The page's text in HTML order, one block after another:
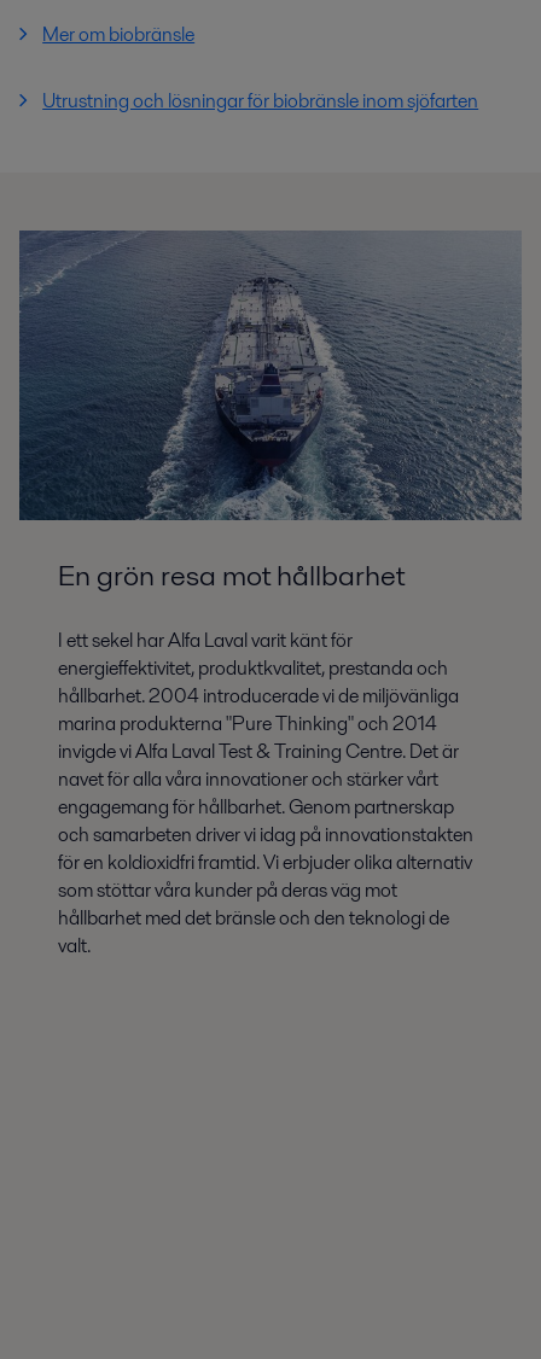
Mer om biobränsle
Utrustning och lösningar för biobränsle inom sjöfarten
En grön resa mot hållbarhet
I ett sekel har Alfa Laval varit känt för
energieffektivitet, produktkvalitet, prestanda och
hållbarhet. 2004 introducerade vi de miljövänliga
marina produkterna "Pure Thinking" och 2014
invigde vi Alfa Laval Test & Training Centre. Det är
navet för alla våra innovationer och stärker vårt
engagemang för hållbarhet. Genom partnerskap
och samarbeten driver vi idag på innovationstakten
för en koldioxidfri framtid. Vi erbjuder olika alternativ
som stöttar våra kunder på deras väg mot
hållbarhet med det bränsle och den teknologi de
valt.